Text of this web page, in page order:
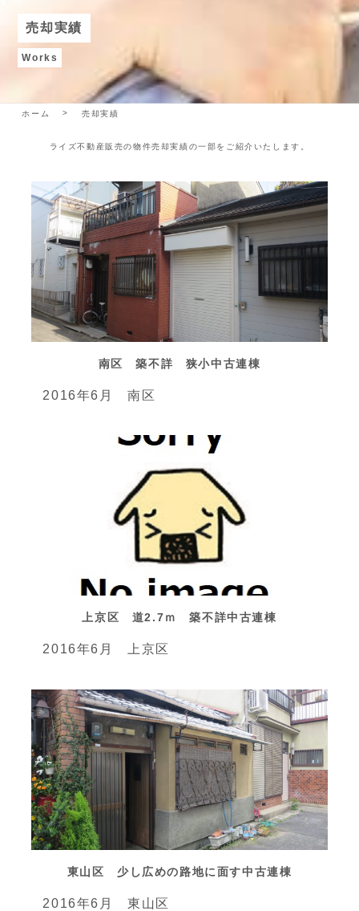
売却実績
Works
ホーム 売却実績
ライズ不動産販売の物件売却実績の一部をご紹介いたします。
南区 築不詳 狭小中古連棟
2016年6月 南区
上京区 道2.7ｍ 築不詳中古連棟
2016年6月 上京区
東山区 少し広めの路地に面す中古連棟
2016年6月 東山区